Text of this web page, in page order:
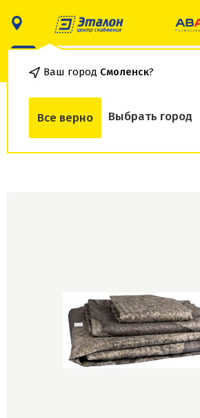
Ваш город Смоленск?
Все верно Выбрать город
О товаре Доставка и оплата